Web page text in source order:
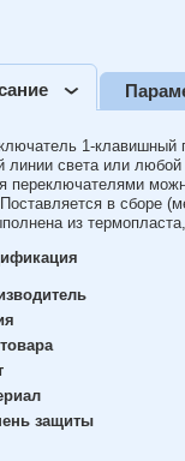
1-клавишный
линии света или
переключателями
в сборе
из
защиты